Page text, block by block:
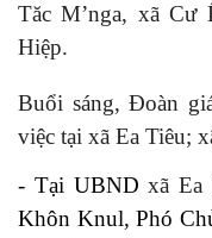
Tăc M’nga, xã
Hiệp.
Buổi sáng, Đoàn
việc tại xã Ea Tiêu;
- Tại UBNDxã Ea
Khôn Knul, Phó